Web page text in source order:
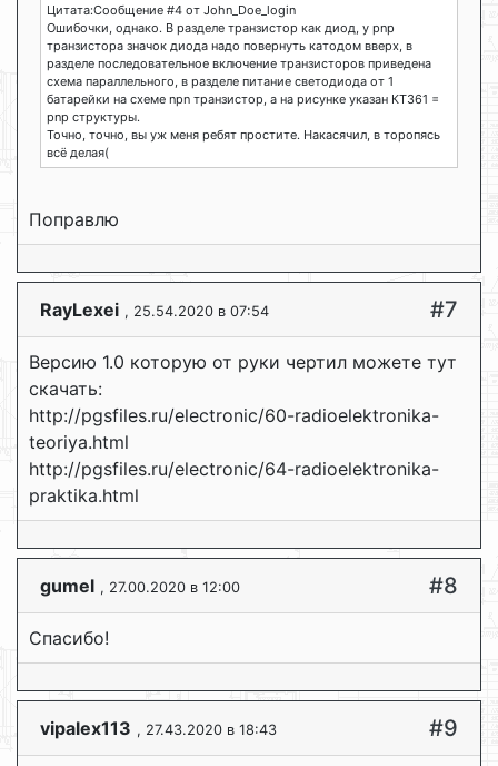
Цитата:Сообщение #4 от John_Doe_login
Ошибочки, однако. В разделе транзистор как диод, у pnp
транзистора значок диода надо повернуть катодом вверх, в
разделе последовательное включение транзисторов приведена
схема параллельного, в разделе питание светодиода от 1
батарейки на схеме npn транзистор, а на рисунке указан КТ361 =
pnp структуры.
Точно, точно, вы уж меня ребят простите. Накасячил, в торопясь
всё делая(
Поправлю
RayLexei , 25.54.2020 в 07:54 #7
Версию 1.0 которую от руки чертил можете тут
скачать:
http://pgsfiles.ru/electronic/60-radioelektronika-
teoriya.html
http://pgsfiles.ru/electronic/64-radioelektronika-
praktika.html
gumel , 27.00.2020 в 12:00 #8
Спасибо!
vipalex113 , 27.43.2020 в 18:43 #9